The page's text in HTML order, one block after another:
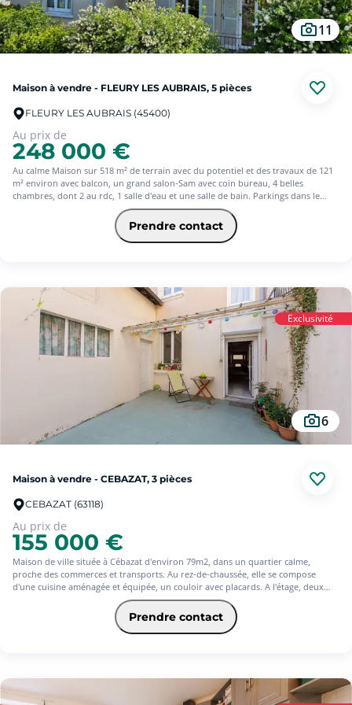
11
Maison à vendre - FLEURY LES AUBRAIS, 5 pièces
FLEURY LES AUBRAIS (45400)
Au prix de
248 000 €
Au calme Maison sur 518 m² de terrain avec du potentiel et des travaux de 121
m² environ avec balcon, un grand salon-Sam avec coin bureau, 4 belles
chambres, dont 2 au rdc, 1 salle d'eau et une salle de bain. Parkings dans le
sous-sol complet et à l'arrière de la maison. Proche du tram, des commerces et
Prendre contact
Exclusivité
6
Maison à vendre - CEBAZAT, 3 pièces
CEBAZAT (63118)
Au prix de
155 000 €
Maison de ville située à Cébazat d'environ 79m2, dans un quartier calme,
proche des commerces et transports. Au rez-de-chaussée, elle se compose
d'une cuisine aménagée et équipée, un couloir avec placards. A l'étage, deux
chambres et une salle d'eau avec toilettes. Une terrasse avec une buanderie et
une cave viennent compléter ce bien.Prendre contact